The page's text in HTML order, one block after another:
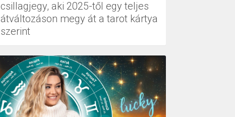
csillagjegy, aki 2025-től egy teljes
átváltozáson megy át a tarot kártya
szerint